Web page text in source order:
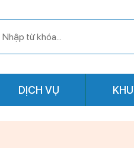
DỊCH VỤ